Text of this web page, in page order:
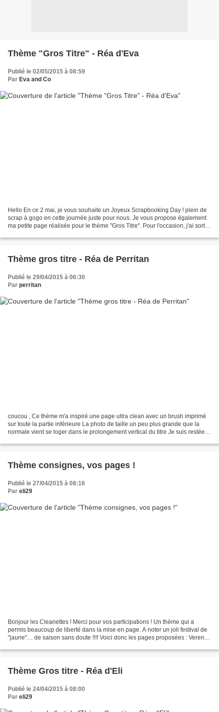
Thème "Gros Titre" - Réa d'Eva
Publié le 02/05/2015 à 08:59
Par Eva and Co
Hello En ce 2 mai, je vous souhaite un Joyeux Scrapbooking Day ! plein de
scrap à gogo en cette journée juste pour nous. Je vous propose également
ma petite page réalisée pour le thème "Gros Titre". Pour l'occasion, j'ai sorti
Thème gros titre - Réa de Perritan
Publié le 29/04/2015 à 06:30
Par perritan
coucou , Ce thème m'a inspiré une page ultra clean avec un brush imprimé
sur toute la partie inférieure La photo de taille un peu plus grande que la
normale vient se loger dans le prolongement vertical du titre Je suis restée
Thème consignes, vos pages !
Publié le 27/04/2015 à 08:16
Par eli29
Bonjour les Cleanettes ! Merci pour vos participations ! Un thème qui a
permis beaucoup de liberté dans la mise en page. A noter un joli festival de
"jaune".... de saison sans doute !!!! Voici donc les pages proposées : Verene
Thème Gros titre - Réa d'Eli
Publié le 24/04/2015 à 08:00
Par eli29